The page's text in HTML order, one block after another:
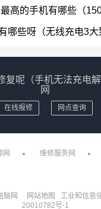
高的手机有哪些（
哪些呀（无线充电3大
复呢（手机无法充电
网
在线报修 网点查询
网 维修服务网
脑网 网站地图 工业和信息
20010782号-1